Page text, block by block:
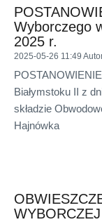
Wyborczego
2025 r.
2025-05-26 11:49
Białymstoku II z
składzie
Hajnówka